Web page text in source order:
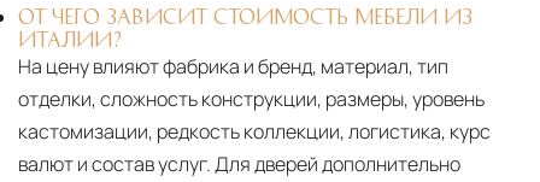
ОТ ЧЕГО ЗАВИСИТ СТОИМОСТЬ МЕБЕЛИ ИЗ
ИТАЛИИ?
На цену влияют фабрика и бренд, материал, тип
отделки, сложность конструкции, размеры, уровень
кастомизации, редкость коллекции, логистика, курс
валют и состав услуг. Для дверей дополнительно